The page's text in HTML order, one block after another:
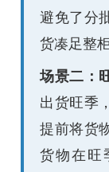
避免了分
货凑足整
场景二：
出货旺季
提前将货
货物在旺